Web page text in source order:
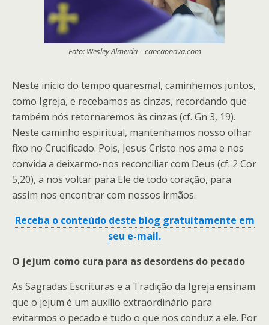
Foto: Wesley Almeida – cancaonova.com
Neste início do tempo quaresmal, caminhemos juntos,
como Igreja, e recebamos as cinzas, recordando que
também nós retornaremos às cinzas (cf. Gn 3, 19).
Neste caminho espiritual, mantenhamos nosso olhar
fixo no Crucificado. Pois, Jesus Cristo nos ama e nos
convida a deixarmo-nos reconciliar com Deus (cf. 2 Cor
5,20), a nos voltar para Ele de todo coração, para
assim nos encontrar com nossos irmãos.
Receba o conteúdo deste blog gratuitamente em
seu e-mail.
O jejum como cura para as desordens do pecado
As Sagradas Escrituras e a Tradição da Igreja ensinam
que o jejum é um auxílio extraordinário para
evitarmos o pecado e tudo o que nos conduz a ele. Por